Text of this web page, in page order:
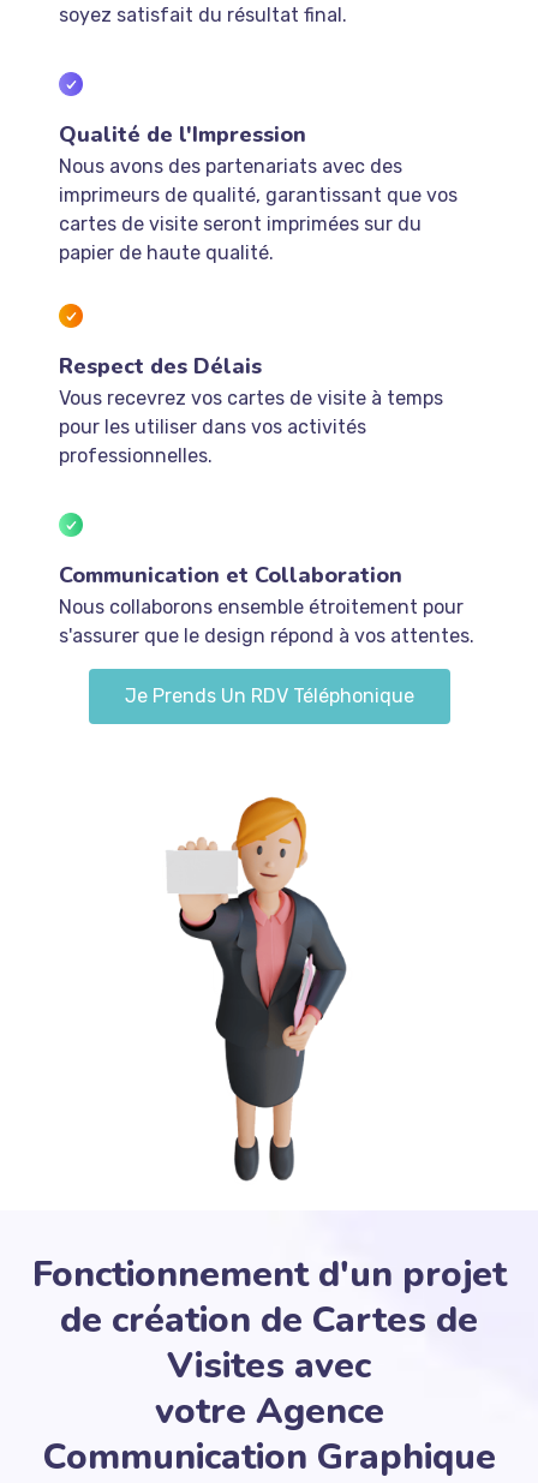
soyez satisfait du résultat final.
Qualité de l'Impression
Nous avons des partenariats avec des
imprimeurs de qualité, garantissant que vos
cartes de visite seront imprimées sur du
papier de haute qualité.
Respect des Délais
Vous recevrez vos cartes de visite à temps
pour les utiliser dans vos activités
professionnelles.
Communication et Collaboration
Nous collaborons ensemble étroitement pour
s'assurer que le design répond à vos attentes.
Je Prends Un RDV Téléphonique
Fonctionnement d'un projet
de création de Cartes de
Visites avec
votre Agence
Communication Graphique